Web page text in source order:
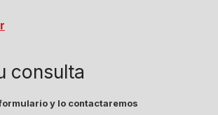
consulta
y lo contactaremos